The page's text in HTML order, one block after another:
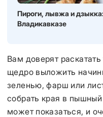
Пироги, лывжа и
Владикавказе
Вам доверят
щедро выложить
зеленью, фарш или
собрать края в
может показаться, и